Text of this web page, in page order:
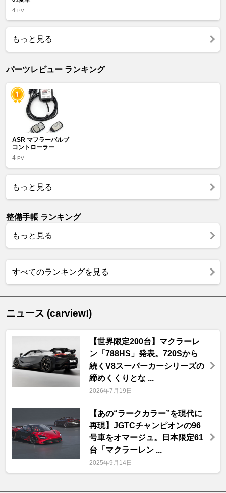
4 PV
もっと見る
パーツレビュー ランキング
ASR マフラーバルブ
コントローラー
4 PV
もっと見る
整備手帳 ランキング
もっと見る
すべてのランキングを見る
ニュース (carview!)
【世界限定200台】マクラーレ
ン「788HS」発表。720Sから
続くV8スーパーカーシリーズの
締めくくりとな ...
2026年7月19日
【あの“ラークカラー”を現代に
再現】JGTCチャンピオンの96
号車をオマージュ。日本限定61
台「マクラーレン ...
2025年9月14日